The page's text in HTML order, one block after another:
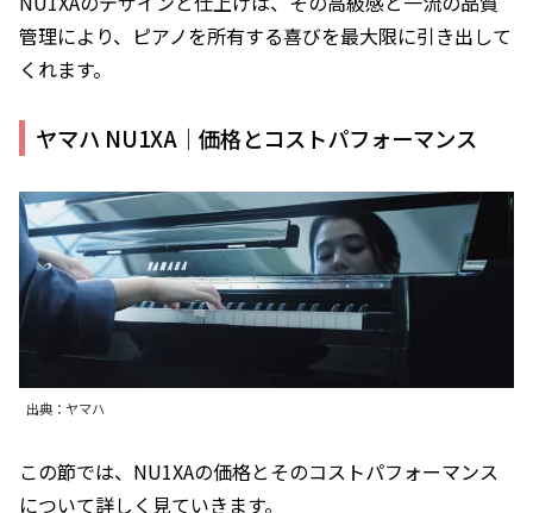
管理により、ピアノを所有する喜びを最大限に引き出して
くれます。
ヤマハ NU1XA｜価格とコストパフォーマンス
出典：ヤマハ
この節では、NU1XAの価格とそのコストパフォーマンス
について詳しく見ていきます。